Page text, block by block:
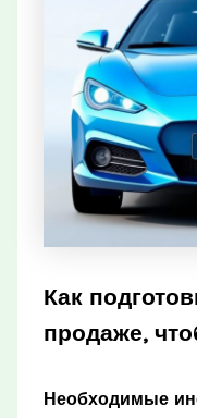
Как
продаже,
Необходимые